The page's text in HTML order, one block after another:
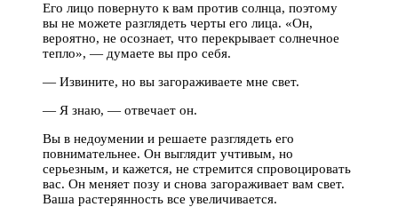
Его лицо повернуто к вам против солнца, поэтому
вы не можете разглядеть черты его лица. «Он,
вероятно, не осознает, что перекрывает солнечное
тепло», — думаете вы про себя.
— Извините, но вы загораживаете мне свет.
— Я знаю, — отвечает он.
Вы в недоумении и решаете разглядеть его
повнимательнее. Он выглядит учтивым, но
серьезным, и кажется, не стремится спровоцировать
вас. Он меняет позу и снова загораживает вам свет.
Ваша растерянность все увеличивается.